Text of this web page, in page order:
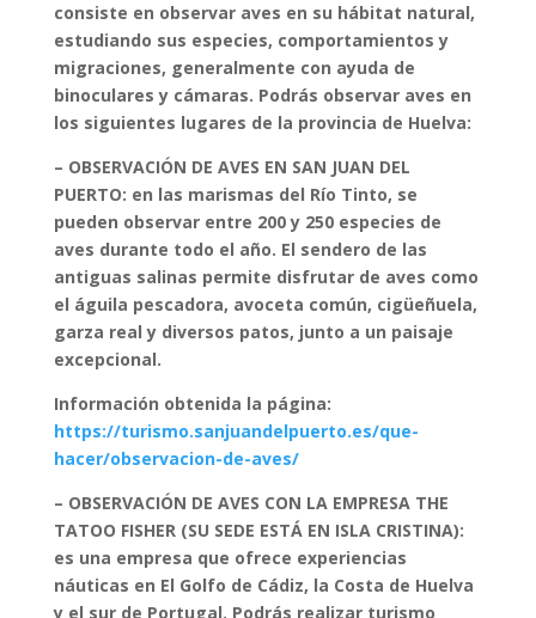
consiste en observar aves en su hábitat natural,
estudiando sus especies, comportamientos y
migraciones, generalmente con ayuda de
binoculares y cámaras. Podrás observar aves en
los siguientes lugares de la provincia de Huelva:
– OBSERVACIÓN DE AVES EN SAN JUAN DEL
PUERTO: en las marismas del Río Tinto, se
pueden observar entre 200 y 250 especies de
aves durante todo el año. El sendero de las
antiguas salinas permite disfrutar de aves como
el águila pescadora, avoceta común, cigüeñuela,
garza real y diversos patos, junto a un paisaje
excepcional.
Información obtenida la página:
https://turismo.sanjuandelpuerto.es/que-
hacer/observacion-de-aves/
– OBSERVACIÓN DE AVES CON LA EMPRESA THE
TATOO FISHER (SU SEDE ESTÁ EN ISLA CRISTINA):
es una empresa que ofrece experiencias
náuticas en El Golfo de Cádiz, la Costa de Huelva
y el sur de Portugal. Podrás realizar turismo